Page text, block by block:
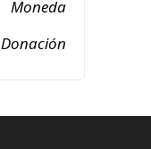
Moneda
Donación